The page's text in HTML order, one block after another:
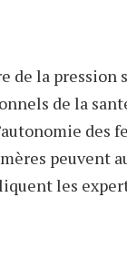
la pression
de la
des
peuvent
les